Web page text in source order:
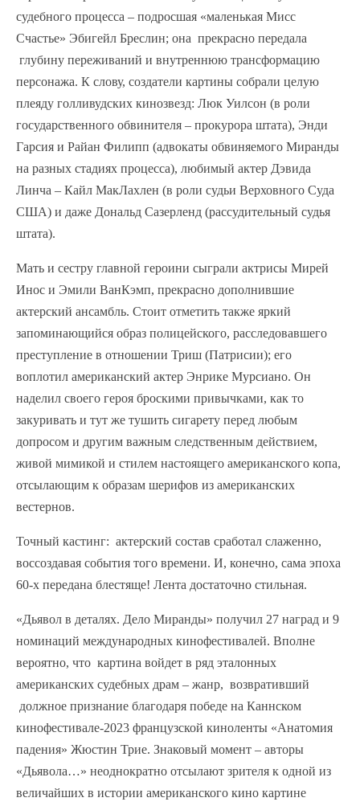
судебного процесса – подросшая «маленькая Мисс
Счастье» Эбигейл Бреслин; она прекрасно передала
глубину переживаний и внутреннюю трансформацию
персонажа. К слову, создатели картины собрали целую
плеяду голливудских кинозвезд: Люк Уилсон (в роли
государственного обвинителя – прокурора штата), Энди
Гарсия и Райан Филипп (адвокаты обвиняемого Миранды
на разных стадиях процесса), любимый актер Дэвида
Линча – Кайл МакЛахлен (в роли судьи Верховного Суда
США) и даже Дональд Сазерленд (рассудительный судья
штата).
Мать и сестру главной героини сыграли актрисы Мирей
Инос и Эмили ВанКэмп, прекрасно дополнившие
актерский ансамбль. Стоит отметить также яркий
запоминающийся образ полицейского, расследовавшего
преступление в отношении Триш (Патрисии); его
воплотил американский актер Энрике Мурсиано. Он
наделил своего героя броскими привычками, как то
закуривать и тут же тушить сигарету перед любым
допросом и другим важным следственным действием,
живой мимикой и стилем настоящего американского копа,
отсылающим к образам шерифов из американских
вестернов.
Точный кастинг: актерский состав сработал слаженно,
воссоздавая события того времени. И, конечно, сама эпоха
60-х передана блестяще! Лента достаточно стильная.
«Дьявол в деталях. Дело Миранды» получил 27 наград и 9
номинаций международных кинофестивалей. Вполне
вероятно, что картина войдет в ряд эталонных
американских судебных драм – жанр, возвративший
должное признание благодаря победе на Каннском
кинофестивале-2023 французской киноленты «Анатомия
падения» Жюстин Трие. Знаковый момент – авторы
«Дьявола…» неоднократно отсылают зрителя к одной из
величайших в истории американского кино картине